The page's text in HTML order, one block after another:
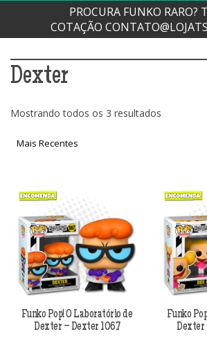
PROCURA FUNKO RARO?
COTAÇÃO
Dexter
Mostrando todos os 3 resultados
Funko Pop! O Laboratório de
Dexter – Dexter 1067
Funko
Dexter